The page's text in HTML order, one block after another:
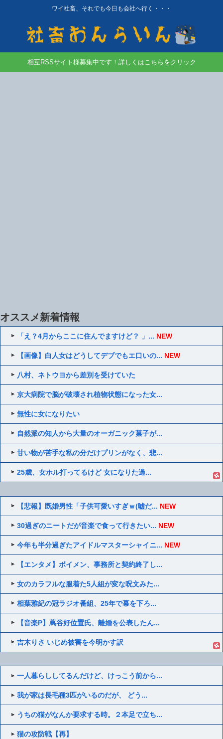
ワイ社畜、それでも今日も会社へ行く・・・
相互RSSサイト様募集中です！詳しくはこちらをクリック
オススメ新着情報
「え？4月からここに住んでますけど？ 」... NEW
【画像】白人女はどうしてデブでもエ口いの... NEW
八村、ネトウヨから差別を受けていた
京大病院で脳が破壊され植物状態になった女...
無性に女になりたい
自然派の知人から大量のオーガニック菓子が...
甘い物が苦手な私の分だけプリンがなく、悲...
25歳、女ホル打ってるけど 女になりた過...
【悲報】既婚男性「子供可愛いすぎｗ(嘘だ... NEW
30過ぎのニートだが音楽で食って行きたい... NEW
今年も半分過ぎたアイドルマスターシャイニ... NEW
【エンタメ】ボイメン、事務所と契約終了し...
女のカラフルな服着た5人組が変な呪文みた...
相葉雅紀の冠ラジオ番組、25年で幕を下ろ...
【音楽P】蔦谷好位置氏、離婚を公表したん...
吉木りさ いじめ被害を今明かす訳
一人暮らししてるんだけど、けっこう前から...
我が家は長毛種3匹がいるのだが、 どう...
うちの猫がなんか要求する時。２本足で立ち...
猫の攻防戦【再】